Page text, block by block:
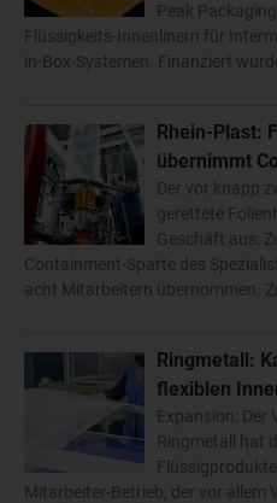
Peak
Flüssigkeits-Innenlinern für
in-Box-Systemen. Finanziert
Rhein-Plast:
übernimmt
Der vor knapp
gerettete
Geschäft aus:
Containment-Sparte des
acht Mitarbeitern übernommen.
Ringmetall:
flexiblen
Expansion: Der
Ringmetall hat
Mitarbeiter-Betrieb, der vor allem